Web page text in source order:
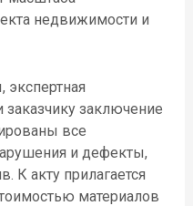
недвижимости и
заказчикузаключение
все
и дефекты,
. К акту прилагается
материалов